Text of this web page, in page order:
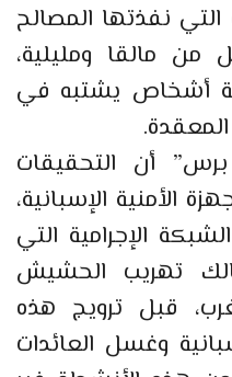
التي نفذتها المصالح
من مالقا ومليلية،
أشخاص يشتبه في
أن التحقيقات
الأمنية الإسبانية،
الإجرامية التي
تهريب الحشيش
قبل ترويج هذه
وغسل العائدات